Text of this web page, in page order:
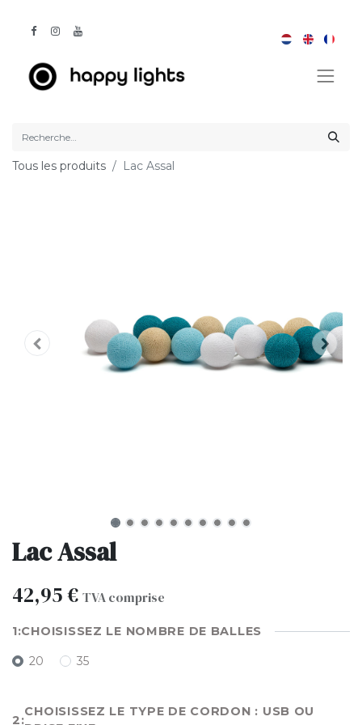
Tous les produits Lac Assal
Lac Assal
42,95€ TVA comprise
CHOISISSEZ LE NOMBRE DE BALLES
20 35
CHOISISSEZ LE TYPE DE CORDON : USB OU